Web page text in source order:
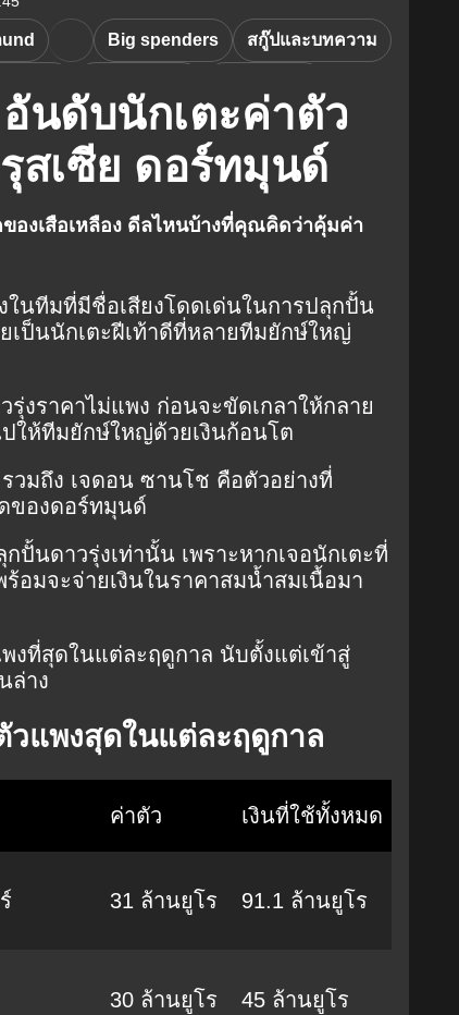
นดับนักเตะค่าตัว
สเซีย ดอร์ทมุนด์
Big spenders สกู๊ปและบทความ
T. Hazard N. Schulz แกลเลอรี
องเสือเหลือง ดีลไหนบ้างที่คุณคิดว่าคุ้มค่า
นทีมที่มีชื่อเสียงโดดเด่นในการปลุกปั้น
เป็นนักเตะฝีเท้าดีที่หลายทีมยักษ์ใหญ่
รุ่งราคาไม่แพง ก่อนจะขัดเกลาให้กลาย
ให้ทีมยักษ์ใหญ่ด้วยเงินก้อนโต
วมถึง เจดอน ซานโช คือตัวอย่างที่
ของดอร์ทมุนด์
ปั้นดาวรุ่งเท่านั้น เพราะหากเจอนักเตะที่
ร้อมจะจ่ายเงินในราคาสมน้ำสมเนื้อมา
งที่สุดในแต่ละฤดูกาล นับตั้งแต่เข้าสู่
ล่าง
แพงสุดในแต่ละฤดูกาล
ค่าตัว เงินที่ใช้ทั้งหมด
31 ล้านยูโร 91.1 ล้านยูโร
30 ล้านยูโร 45 ล้านยูโร